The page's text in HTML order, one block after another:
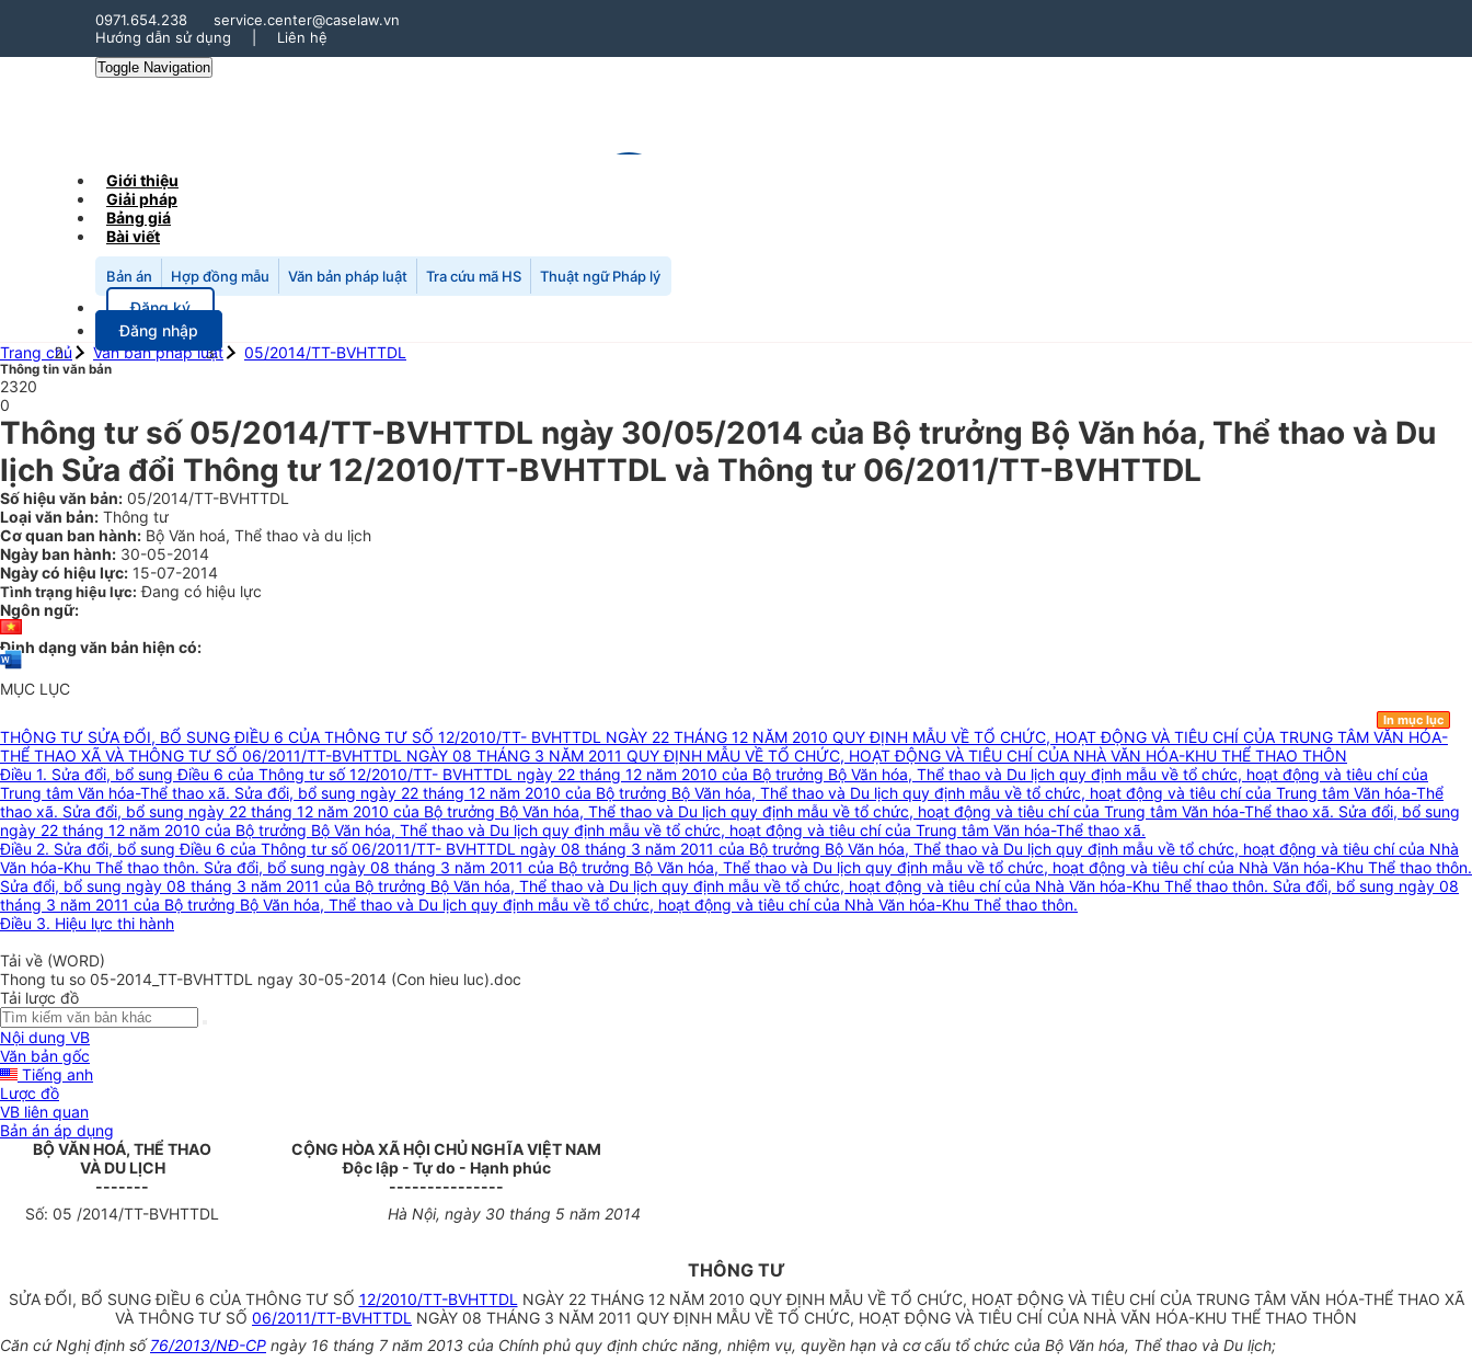
0971.654.238
service.center@caselaw.vn
Hướng dẫn sử dụng
Liên hệ
Toggle Navigation
Giới thiệu
Giải pháp
Bảng giá
Bài viết
Bản án Hợp đồng mẫu Văn bản pháp luật Tra cứu mã HS Thuật ngữ Pháp lý
Đăng ký
Đăng nhập
Trang chủ
Văn bản pháp luật 05/2014/TT-BVHTTDL
Thông tin văn bản
2320
0
Thông tư số 05/2014/TT-BVHTTDL ngày 30/05/2014 của Bộ trưởng Bộ Văn hóa, Thể thao và Du
lịch Sửa đổi Thông tư 12/2010/TT-BVHTTDL và Thông tư 06/2011/TT-BVHTTDL
Số hiệu văn bản: 05/2014/TT-BVHTTDL
Loại văn bản: Thông tư
Cơ quan ban hành: Bộ Văn hoá, Thể thao và du lịch
Ngày ban hành: 30-05-2014
Ngày có hiệu lực: 15-07-2014
Tình trạng hiệu lực: Đang có hiệu lực
Ngôn ngữ:
Định dạng văn bản hiện có:
MỤC LỤC
In mục lục
THÔNG TƯ SỬA ĐỔI, BỔ SUNG ĐIỀU 6 CỦA THÔNG TƯ SỐ 12/2010/TT- BVHTTDL NGÀY 22 THÁNG 12 NĂM 2010 QUY ĐỊNH MẪU VỀ TỔ CHỨC, HOẠT ĐỘNG VÀ TIÊU CHÍ CỦA TRUNG TÂM VĂN HÓA-
THỂ THAO XÃ VÀ THÔNG TƯ SỐ 06/2011/TT-BVHTTDL NGÀY 08 THÁNG 3 NĂM 2011 QUY ĐỊNH MẪU VỀ TỔ CHỨC, HOẠT ĐỘNG VÀ TIÊU CHÍ CỦA NHÀ VĂN HÓA-KHU THỂ THAO THÔN
Điều 1. Sửa đổi, bổ sung Điều 6 của Thông tư số 12/2010/TT- BVHTTDL ngày 22 tháng 12 năm 2010 của Bộ trưởng Bộ Văn hóa, Thể thao và Du lịch quy định mẫu về tổ chức, hoạt động và tiêu chí của
Trung tâm Văn hóa-Thể thao xã. Sửa đổi, bổ sung ngày 22 tháng 12 năm 2010 của Bộ trưởng Bộ Văn hóa, Thể thao và Du lịch quy định mẫu về tổ chức, hoạt động và tiêu chí của Trung tâm Văn hóa-Thể
thao xã. Sửa đổi, bổ sung ngày 22 tháng 12 năm 2010 của Bộ trưởng Bộ Văn hóa, Thể thao và Du lịch quy định mẫu về tổ chức, hoạt động và tiêu chí của Trung tâm Văn hóa-Thể thao xã. Sửa đổi, bổ sung
ngày 22 tháng 12 năm 2010 của Bộ trưởng Bộ Văn hóa, Thể thao và Du lịch quy định mẫu về tổ chức, hoạt động và tiêu chí của Trung tâm Văn hóa-Thể thao xã.
Điều 2. Sửa đổi, bổ sung Điều 6 của Thông tư số 06/2011/TT- BVHTTDL ngày 08 tháng 3 năm 2011 của Bộ trưởng Bộ Văn hóa, Thể thao và Du lịch quy định mẫu về tổ chức, hoạt động và tiêu chí của Nhà
Văn hóa-Khu Thể thao thôn. Sửa đổi, bổ sung ngày 08 tháng 3 năm 2011 của Bộ trưởng Bộ Văn hóa, Thể thao và Du lịch quy định mẫu về tổ chức, hoạt động và tiêu chí của Nhà Văn hóa-Khu Thể thao thôn.
Sửa đổi, bổ sung ngày 08 tháng 3 năm 2011 của Bộ trưởng Bộ Văn hóa, Thể thao và Du lịch quy định mẫu về tổ chức, hoạt động và tiêu chí của Nhà Văn hóa-Khu Thể thao thôn. Sửa đổi, bổ sung ngày 08
tháng 3 năm 2011 của Bộ trưởng Bộ Văn hóa, Thể thao và Du lịch quy định mẫu về tổ chức, hoạt động và tiêu chí của Nhà Văn hóa-Khu Thể thao thôn.
Điều 3. Hiệu lực thi hành
Tải về (WORD)
Thong tu so 05-2014_TT-BVHTTDL ngay 30-05-2014 (Con hieu luc).doc
Tải lược đồ
Nội dung VB
Văn bản gốc
Tiếng anh
Lược đồ
VB liên quan
Bản án áp dụng
BỘ VĂN HOÁ, THỂ THAO
VÀ DU LỊCH
-------
CỘNG HÒA XÃ HỘI CHỦ NGHĨA VIỆT NAM
Độc lập - Tự do - Hạnh phúc
---------------
Số: 05 /2014/TT-BVHTTDL
Hà Nội, ngày 30 tháng 5 năm 2014
THÔNG TƯ
SỬA ĐỔI, BỔ SUNG ĐIỀU 6 CỦA THÔNG TƯ SỐ 12/2010/TT-BVHTTDL NGÀY 22 THÁNG 12 NĂM 2010 QUY ĐỊNH MẪU VỀ TỔ CHỨC, HOẠT ĐỘNG VÀ TIÊU CHÍ CỦA TRUNG TÂM VĂN HÓA-THỂ THAO XÃ
VÀ THÔNG TƯ SỐ 06/2011/TT-BVHTTDL NGÀY 08 THÁNG 3 NĂM 2011 QUY ĐỊNH MẪU VỀ TỔ CHỨC, HOẠT ĐỘNG VÀ TIÊU CHÍ CỦA NHÀ VĂN HÓA-KHU THỂ THAO THÔN
Căn cứ Nghị định số76/2013/NĐ-CP ngày 16 tháng 7 năm 2013 của Chính phủ quy định chức năng, nhiệm vụ, quyền hạn và cơ cấu tổ chức của Bộ Văn hóa, Thể thao và Du lịch;